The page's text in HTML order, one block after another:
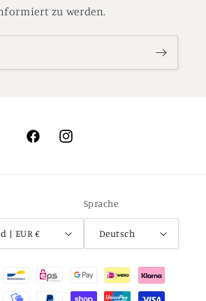
zu werden.
FacebookInstagram
Deutschland | EUR €
Sprache
Deutsch